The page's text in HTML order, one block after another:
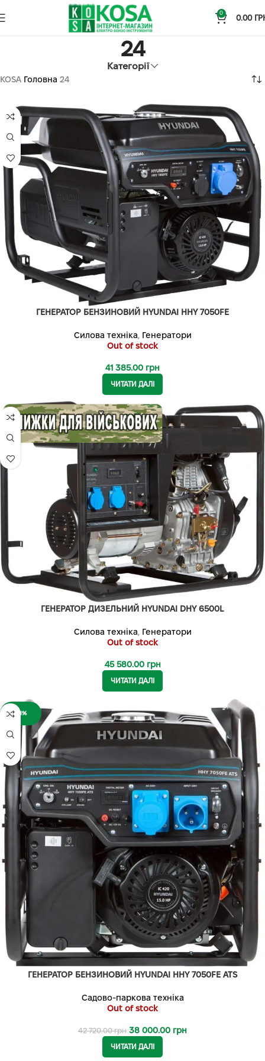
0
0.00
24
Категорії
KOSA Головна 24
ГЕНЕРАТОР БЕНЗИНОВИЙ HYUNDAI HHY 7050FE
Силова техніка, Генератори
Out of stock
41 385.00 грн
ЧИТАТИ ДАЛІ
ГЕНЕРАТОР ДИЗЕЛЬНИЙ HYUNDAI DHY 6500L
Силова техніка, Генератори
Out of stock
45 580.00 грн
ЧИТАТИ ДАЛІ
-11%
ГЕНЕРАТОР БЕНЗИНОВИЙ HYUNDAI HHY 7050FE ATS
Садово-паркова техніка
Out of stock
42 720.00грн 38 000.00 грн
ЧИТАТИ ДАЛІ